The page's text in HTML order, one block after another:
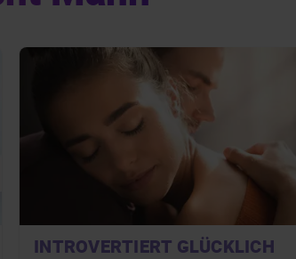
INTROVERTIERT GLÜCKLICH